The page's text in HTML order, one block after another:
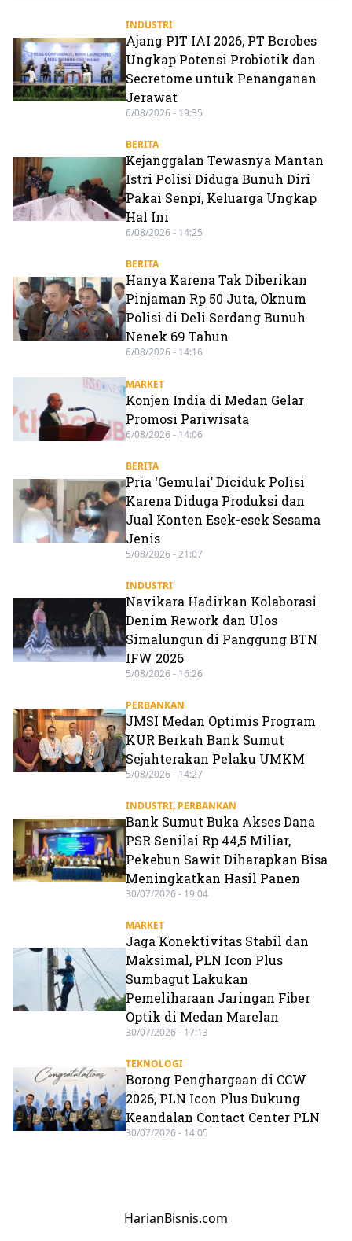
INDUSTRI
Ajang PIT IAI 2026, PT Bcrobes
Ungkap Potensi Probiotik dan
Secretome untuk Penanganan
Jerawat
6/08/2026 - 19:35
BERITA
Kejanggalan Tewasnya Mantan
Istri Polisi Diduga Bunuh Diri
Pakai Senpi, Keluarga Ungkap
Hal Ini
6/08/2026 - 14:25
BERITA
Hanya Karena Tak Diberikan
Pinjaman Rp 50 Juta, Oknum
Polisi di Deli Serdang Bunuh
Nenek 69 Tahun
6/08/2026 - 14:16
MARKET
Konjen India di Medan Gelar
Promosi Pariwisata
6/08/2026 - 14:06
BERITA
Pria ‘Gemulai’ Diciduk Polisi
Karena Diduga Produksi dan
Jual Konten Esek-esek Sesama
Jenis
5/08/2026 - 21:07
INDUSTRI
Navikara Hadirkan Kolaborasi
Denim Rework dan Ulos
Simalungun di Panggung BTN
IFW 2026
5/08/2026 - 16:26
PERBANKAN
JMSI Medan Optimis Program
KUR Berkah Bank Sumut
Sejahterakan Pelaku UMKM
5/08/2026 - 14:27
INDUSTRI, PERBANKAN
Bank Sumut Buka Akses Dana
PSR Senilai Rp 44,5 Miliar,
Pekebun Sawit Diharapkan Bisa
Meningkatkan Hasil Panen
30/07/2026 - 19:04
MARKET
Jaga Konektivitas Stabil dan
Maksimal, PLN Icon Plus
Sumbagut Lakukan
Pemeliharaan Jaringan Fiber
Optik di Medan Marelan
30/07/2026 - 17:13
TEKNOLOGI
Borong Penghargaan di CCW
2026, PLN Icon Plus Dukung
Keandalan Contact Center PLN
30/07/2026 - 14:05
HarianBisnis.com